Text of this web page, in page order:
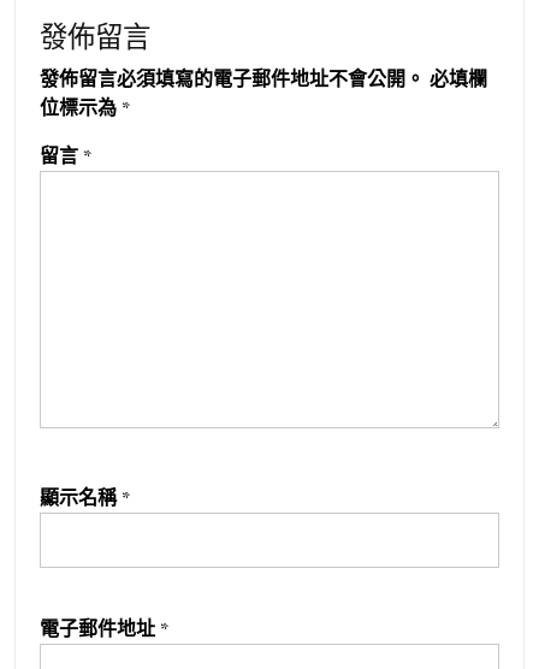
發佈留言
發佈留言必須填寫的電子郵件地址不會公開。 必填欄
位標示為 *
留言 *
顯示名稱 *
電子郵件地址 *